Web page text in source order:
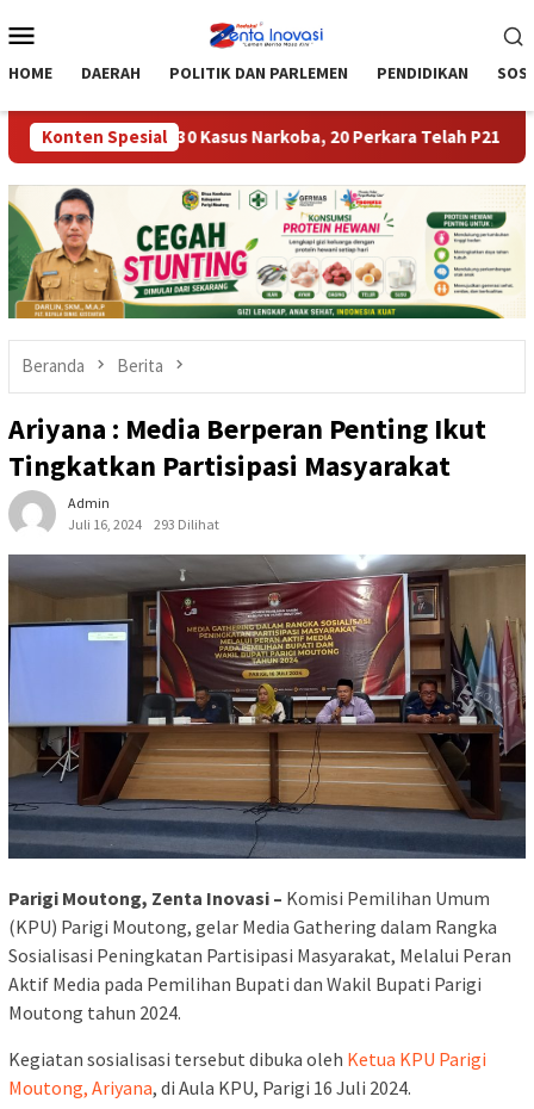
ke
Mobile
HOME DAERAH POLITIK DAN PARLEMEN PENDIDIKAN
Konten Spesial
Tangani 30 Kasus Narkoba, 20 Perkara Telah P21
Beranda Berita
Ariyana : Media Berperan Penting Ikut
Tingkatkan Partisipasi Masyarakat
Admin
Juli 16, 2024
293 Dilihat
Parigi Moutong, Zenta Inovasi – Komisi Pemilihan Umum
(KPU) Parigi Moutong, gelar Media Gathering dalam Rangka
Sosialisasi Peningkatan Partisipasi Masyarakat, Melalui Peran
Aktif Media pada Pemilihan Bupati dan Wakil Bupati Parigi
Moutong tahun 2024.
Kegiatan sosialisasi tersebut dibuka oleh Ketua KPU Parigi
Moutong, Ariyana, di Aula KPU, Parigi 16 Juli 2024.